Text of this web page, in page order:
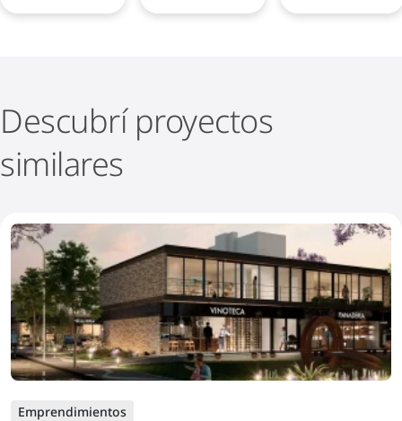
Descubrí proyectos
similares
Emprendimientos